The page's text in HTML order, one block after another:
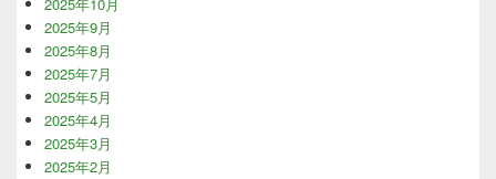
2025年9月
2025年8月
2025年7月
2025年5月
2025年4月
2025年3月
2025年2月